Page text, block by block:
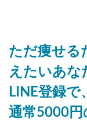
ただ痩せる
えたいあな
LINE登録で、
通常5000